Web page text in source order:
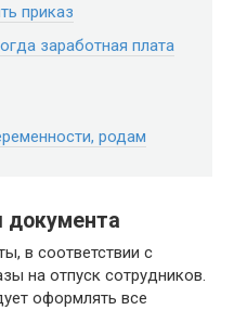
приказ
заработная плата
родам
документа
в соответствии с
на отпуск сотрудников.
оформлять все